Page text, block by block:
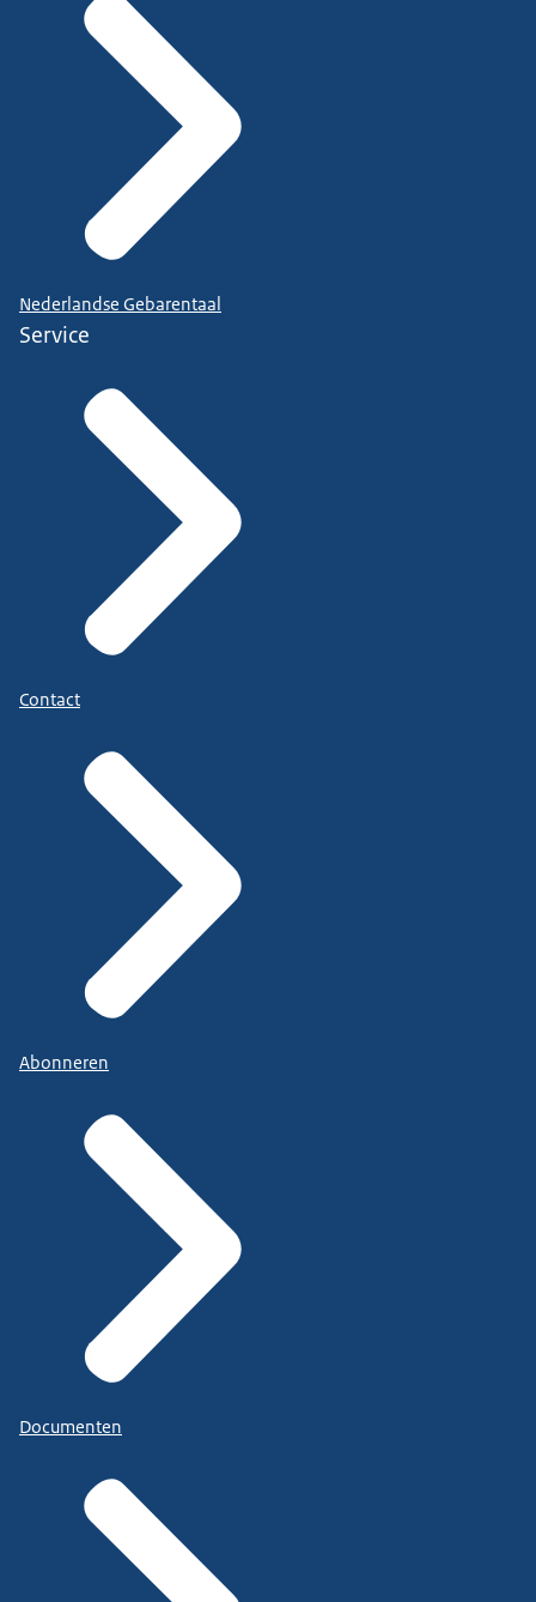
Nederlandse Gebarentaal
Service
Contact
Abonneren
Documenten